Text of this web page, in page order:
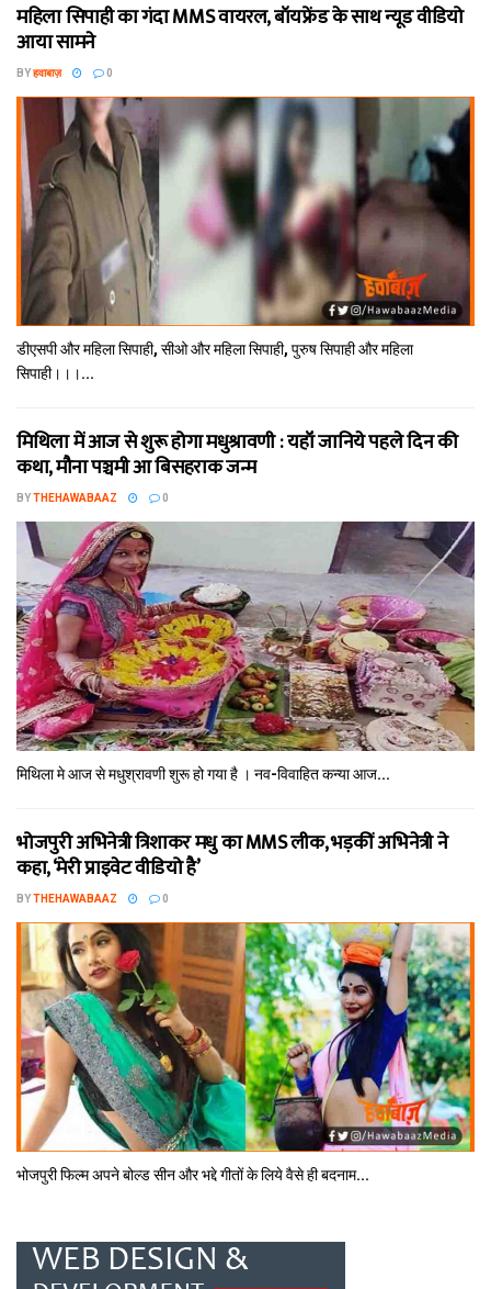
महिला सिपाही का गंदा MMS वायरल, बॉयफ्रेंड के साथ न्यूड वीडियो
आया सामने
BYहवाबाज़ 0
डीएसपी और महिला सिपाही, सीओ और महिला सिपाही, पुरुष सिपाही और महिला
सिपाही।।।...
मिथि‍ला में आज से शुरू होगा मधुश्रावणी : यहॉं जानिये पहले दिन की
कथा, मौना पञ्चमी आ बिसहराक जन्म
BYTHEHAWABAAZ 0
मिथि‍ला मे आज से मधुश्रावणी शुरू हो गया है । नव-विवाहित कन्‍या आज...
भोजपुरी अभिनेत्री त्रिशाकर मधु का MMS लीक, भड़कीं अभिनेत्री ने
कहा, ‘मेरी प्राइवेट वीडियो है’
BYTHEHAWABAAZ 0
भोजपुरी फिल्‍म अपने बोल्‍ड सीन और भद्दे गीतों के लिये वैसे ही बदनाम...